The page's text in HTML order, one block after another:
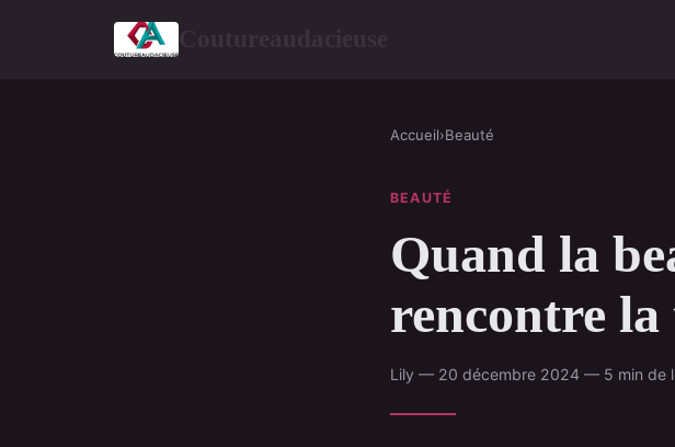
Accueil›Beauté
BEAUTÉ
Quand la
rencontre la
Lily — 20 décembre 2024 — 5 min de